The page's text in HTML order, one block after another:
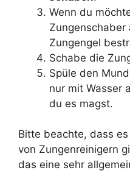
Wenn du
Zungengel
Schabe die
Spüle den
nur mit Wasser
du es magst.
Bitte beachte, dass
von Zungenreinigern
das eine sehr